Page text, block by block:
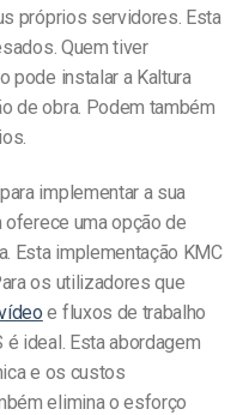
próprios servidores. Esta
Quem tiver
pode instalar a Kaltura
de obra. Podem também
implementar a sua
oferece uma opção de
Esta implementação KMC
os utilizadores que
e fluxos de trabalho
ideal. Esta abordagem
e os custos
elimina o esforço